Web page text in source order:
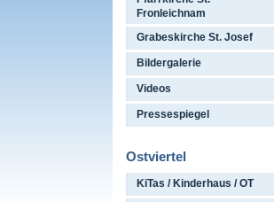
Fronleichnam
Grabeskirche St. Josef
Bildergalerie
Videos
Pressespiegel
Ostviertel
KiTas / Kinderhaus / OT